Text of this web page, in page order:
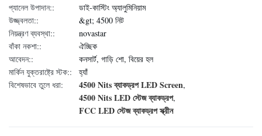
প্যানেল উপাদান::
ডাই-কাস্টিং অ্যালুমিনিয়াম
উজ্জ্বলতা::
&gt; 4500 নিট
নিয়ন্ত্রণ ব্যবস্থা::
novastar
বাঁকা নকশা::
ঐচ্ছিক
আবেদন::
কনসার্ট, গাড়ি শো, বিয়ের হল
মার্কিন যুক্তরাষ্ট্রে স্টক::
হ্যাঁ
বিশেষভাবে তুলে ধরা:
4500 Nits ব্যাকড্রপ LED Screen,
4500 Nits LED স্টেজ ব্যাকড্রপ,
FCC LED স্টেজ ব্যাকড্রপ স্ক্রীন